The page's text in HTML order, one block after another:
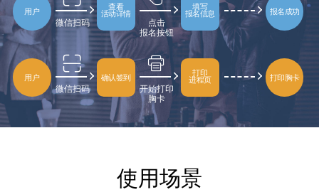
用户
微信扫码
查看
活动详情
点击
报名按钮
填写
报名信息
报名成功
用户
微信扫码
确认签到
开始打印
胸卡
打印
进程页
打印胸卡
使用场景